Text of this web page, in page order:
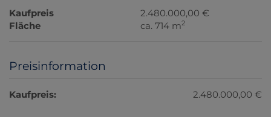
Kaufpreis
2.480.000,00 €
Fläche
ca. 714 m2
Preisinformation
Kaufpreis: 2.480.000,00 €